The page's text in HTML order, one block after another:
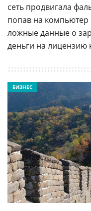
сеть продвигала
попав на
ложные данные о
деньги на лицензию
БИЗНЕС